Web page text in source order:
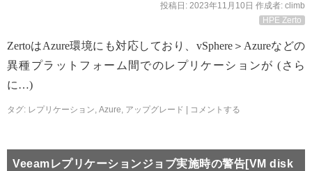
投稿日: 2023年11月10日 作成者: climb
HPE Zerto
ZertoはAzure環境にも対応しており、vSphere＞Azureなどの
異種プラットフォーム間でのレプリケーションが (さら
に…)
タグ: レプリケーション, Azure, アップグレード コメントする
Veeamレプリケーションジョブ実施時の警告[VM disk